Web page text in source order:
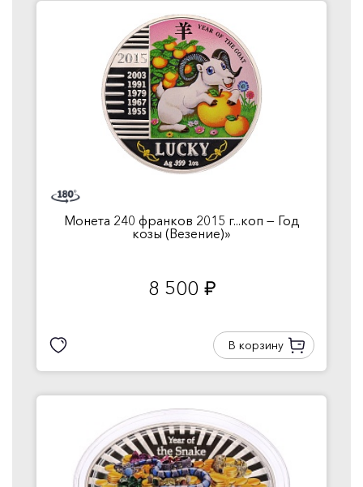
Монета 240 франков 2015 г...коп — Год
козы (Везение)»
8 500 руб.
В корзину